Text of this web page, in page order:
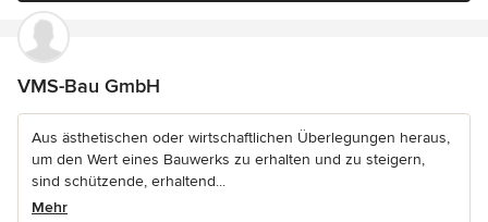
VMS-Bau GmbH
Aus ästhetischen oder wirtschaftlichen Überlegungen heraus,
um den Wert eines Bauwerks zu erhalten und zu steigern,
sind schützende, erhaltend...
Mehr